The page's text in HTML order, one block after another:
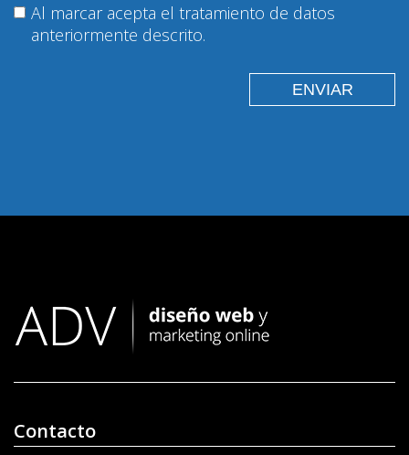
Al marcar acepta el tratamiento de datos
anteriormente descrito.
Contacto